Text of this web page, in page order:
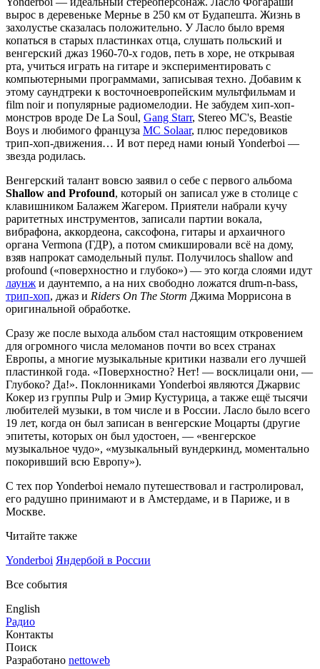
вырос в деревеньке Мернье в 250 км от Будапешта. Жизнь в
захолустье сказалась положительно. У Ласло было время
копаться в старых пластинках отца, слушать польский и
венгерский джаз 1960-70-х годов, петь в хоре, не открывая
рта, учиться играть на гитаре и экспериментировать с
компьютерными программами, записывая техно. Добавим к
этому саундтреки к восточноевропейским мультфильмам и
film noir и популярные радиомелодии. Не забудем хип-хоп-
монстров вроде De La Soul, Gang Starr, Stereo MC's, Beastie
Boys и любимого француза MC Solaar, плюс передовиков
трип-хоп-движения… И вот перед нами юный Yonderboi —
звезда родилась.
Венгерский талант вовсю заявил о себе с первого альбома
Shallow and Profound, который он записал уже в столице с
клавишником Балажем Жагером. Приятели набрали кучу
раритетных инструментов, записали партии вокала,
вибрафона, аккордеона, саксофона, гитары и архаичного
органа Vermona (ГДР), а потом смикшировали всё на дому,
взяв напрокат самодельный пульт. Получилось shallow and
profound («поверхностно и глубоко») — это когда слоями идут
лаунж и даунтемпо, а на них свободно ложатся drum-n-bass,
трип-хоп, джаз и Riders On The Storm Джима Моррисона в
оригинальной обработке.
Сразу же после выхода альбом стал настоящим откровением
для огромного числа меломанов почти во всех странах
Европы, а многие музыкальные критики назвали его лучшей
пластинкой года. «Поверхностно? Нет! — восклицали они, —
Глубоко? Да!». Поклонниками Yonderboi являются Джарвис
Кокер из группы Pulp и Эмир Кустурица, а также ещё тысячи
любителей музыки, в том числе и в России. Ласло было всего
19 лет, когда он был записан в венгерские Моцарты (другие
эпитеты, которых он был удостоен, — «венгерское
музыкальное чудо», «музыкальный вундеркинд, моментально
покоривший всю Европу»).
С тех пор Yonderboi немало путешествовал и гастролировал,
его радушно принимают и в Амстердаме, и в Париже, и в
Москве.
Читайте также
Yonderboi Яндербой в России
Все события
English
Радио
Контакты
Поиск
Разработано nettoweb